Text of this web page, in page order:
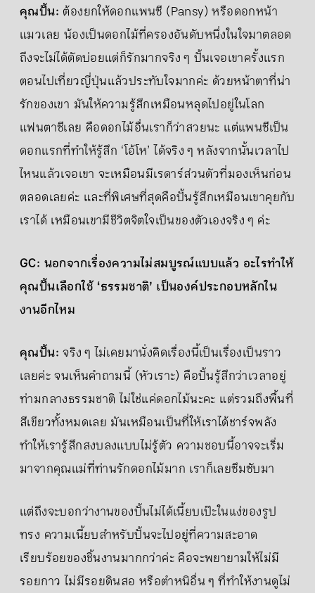
คุณปั้น: ต้องยกให้ดอกแพนซี (Pansy) หรือดอกหน้า
แมวเลย น้องเป็นดอกไม้ที่ครองอันดับหนึ่งในใจมาตลอด
ถึงจะไม่ได้ตัดบ่อยแต่ก็รักมากจริง ๆ ปั้นเจอเขาครั้งแรก
ตอนไปเที่ยวญี่ปุ่นแล้วประทับใจมากค่ะ ด้วยหน้าตาที่น่า
รักของเขา มันให้ความรู้สึกเหมือนหลุดไปอยู่ในโลก
แฟนตาซีเลย คือดอกไม้อื่นเราก็ว่าสวยนะ แต่แพนซีเป็น
ดอกแรกที่ทำให้รู้สึก ‘โอ้โห’ ได้จริง ๆ หลังจากนั้นเวลาไป
ไหนแล้วเจอเขา จะเหมือนมีเรดาร์ส่วนตัวที่มองเห็นก่อน
ตลอดเลยค่ะ และที่พิเศษที่สุดคือปั้นรู้สึกเหมือนเขาคุยกับ
เราได้ เหมือนเขามีชีวิตจิตใจเป็นของตัวเองจริง ๆ ค่ะ
GC: นอกจากเรื่องความไม่สมบูรณ์แบบแล้ว อะไรทำให้
คุณปั้นเลือกใช้ ‘ธรรมชาติ’ เป็นองค์ประกอบหลักใน
งานอีกไหม
คุณปั้น: จริง ๆ ไม่เคยมานั่งคิดเรื่องนี้เป็นเรื่องเป็นราว
เลยค่ะ จนเห็นคำถามนี้ (หัวเราะ) คือปั้นรู้สึกว่าเวลาอยู่
ท่ามกลางธรรมชาติ ไม่ใช่แค่ดอกไม้นะคะ แต่รวมถึงพื้นที่
สีเขียวทั้งหมดเลย มันเหมือนเป็นที่ให้เราได้ชาร์จพลัง
ทำให้เรารู้สึกสงบลงแบบไม่รู้ตัว ความชอบนี้อาจจะเริ่ม
มาจากคุณแม่ที่ท่านรักดอกไม้มาก เราก็เลยซึมซับมา
แต่ถึงจะบอกว่างานของปั้นไม่ได้เนี้ยบเป๊ะในแง่ของรูป
ทรง ความเนี้ยบสำหรับปั้นจะไปอยู่ที่ความสะอาด
เรียบร้อยของชิ้นงานมากกว่าค่ะ คือจะพยายามให้ไม่มี
รอยกาว ไม่มีรอยดินสอ หรือตำหนิอื่น ๆ ที่ทำให้งานดูไม่